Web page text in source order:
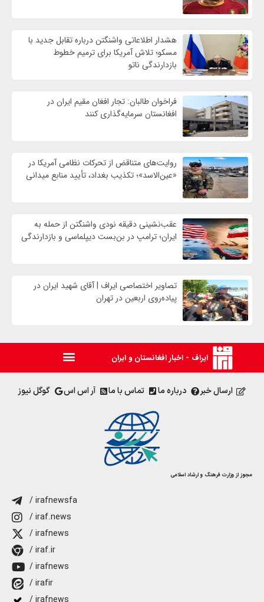
هشدار اطلاعاتی واشنگتن درباره تقابل جدید با
مسکو؛ تلاش آمریکا برای ترمیم خطوط
بازدارندگی ناتو
فراخوان طالبان: تجار افغان مقیم ایران در
افغانستان سرمایه‌گذاری کنند
روایت‌های متناقض از تحرکات نظامی آمریکا در
«عین‌الاسد»؛ تکذیب بغداد، تأیید منابع میدانی
عقب‌نشینی دقیقه نودی واشنگتن از حمله به
ایران؛ ترامپ در بن‌بست دیپلماسی و بازدارندگی
تصاویر اختصاصی ایراف | آقای شهید ایران در
پیاده‌روی اربعین در تهران
ایراف - اخبار افغانستان و ایران
ارسال خبر درباره ما تماس با ما آر اس اس گوگل نیوز
مجوز از وزارت فرهنگ و ارشاد اسلامی
/ irafnewsfa
/ iraf.news
/ irafnews
/ iraf.ir
/ irafnews
/ irafir